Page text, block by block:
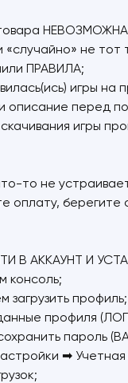
«случайно» не тот
ПРАВИЛА;
игры на
описание перед
скачивания игры
то не
оплату, берегите
В АККАУНТ И
консоль;
загрузить профиль;
профиля
пароль
➡ Учетная